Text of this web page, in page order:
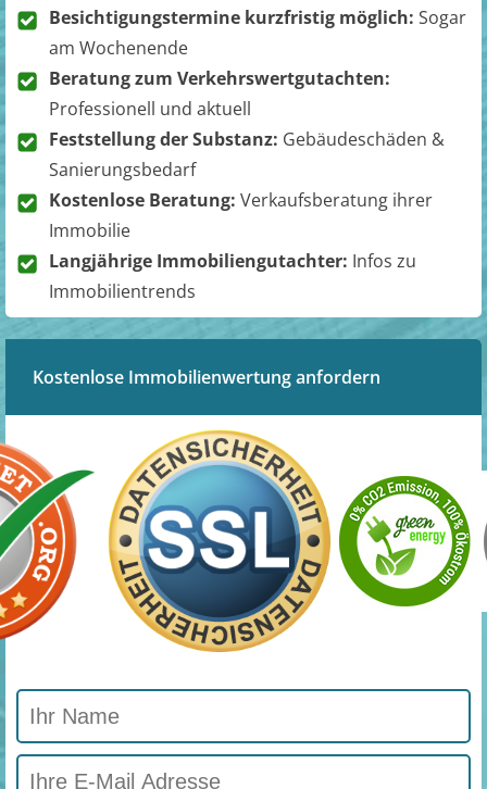
Besichtigungstermine kurzfristig möglich: Sogar
am Wochenende
Beratung zum Verkehrswertgutachten:
Professionell und aktuell
Feststellung der Substanz: Gebäudeschäden &
Sanierungsbedarf
Kostenlose Beratung: Verkaufsberatung ihrer
Immobilie
Langjährige Immobiliengutachter: Infos zu
Immobilientrends
Kostenlose Immobilienwertung anfordern